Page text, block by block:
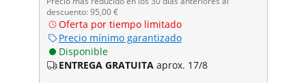
descuento: 95,00 €
Oferta por tiempo limitado
Precio mínimo garantizado
Disponible
ENTREGA GRATUITA aprox. 17/8